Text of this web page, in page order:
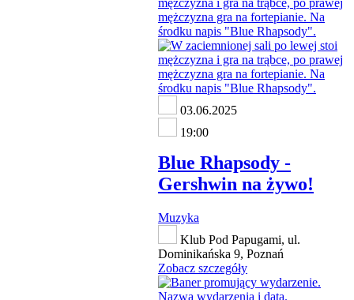
03.06.2025
19:00
Blue Rhapsody -
Gershwin na żywo!
Muzyka
Klub Pod Papugami, ul.
Dominikańska 9, Poznań
Zobacz szczegóły